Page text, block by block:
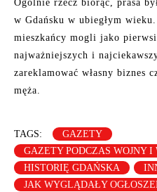
Ogólnie rzecz biorąc, prasa
w Gdańsku w ubiegłym
mieszkańcy mogli jako
najważniejszych i
zareklamować własny biznes
męża.
TAGS:
GAZETY
GAZETY PODCZAS WOJNY I
HISTORIĘ GDAŃSKA
JAK WYGLĄDAŁY